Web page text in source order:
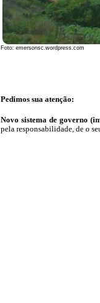
Foto: emersonsc.wordpress.com
Pedimos sua atenção:
Novo sistema de governo
pela responsabilidade, de o